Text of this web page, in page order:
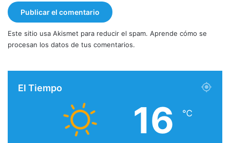
Este sitio usa Akismet para reducir el spam. Aprende cómo se
procesan los datos de tus comentarios.
El Tiempo
16 ℃